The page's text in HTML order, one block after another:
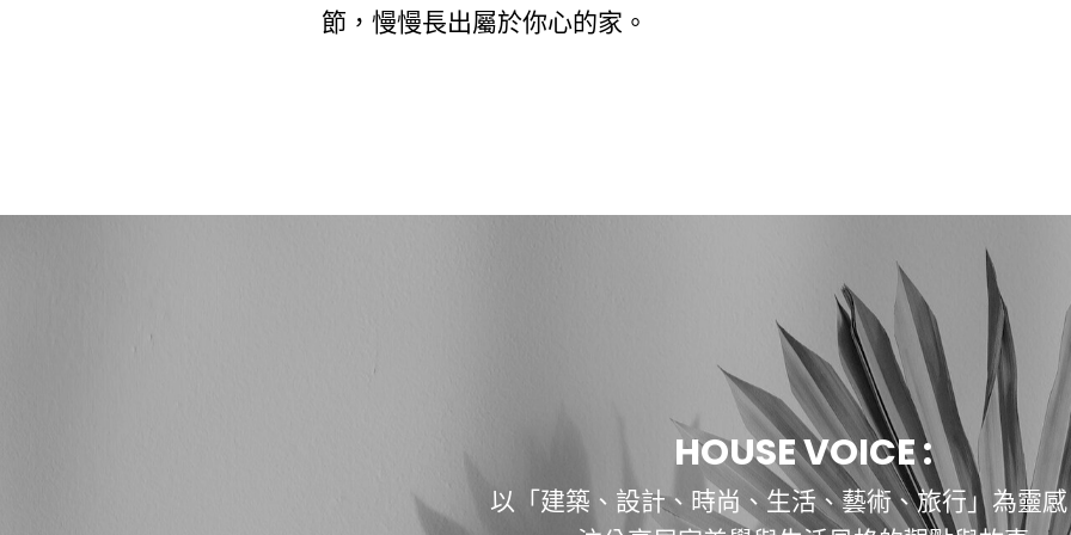
節，慢慢長出屬於你心的家。
HOUSE VOICE :
以「建築、設計、時尚、生活、藝術、旅行」為靈